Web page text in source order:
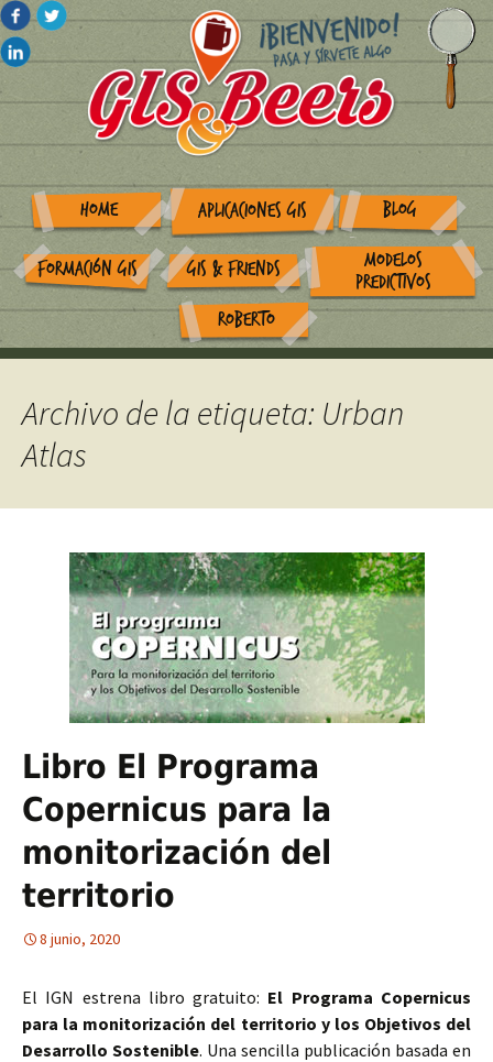
HOME APLICACIONES GIS BLOG
FORMACIÓN GIS GIS & FRIENDS
MODELOS
PREDICTIVOS
ROBERTO
Archivo de la etiqueta: Urban
Atlas
Libro El Programa
Copernicus para la
monitorización del
territorio
8 junio, 2020
El IGN estrena libro gratuito: El Programa Copernicus
para la monitorización del territorio y los Objetivos del
Desarrollo Sostenible. Una sencilla publicación basada en